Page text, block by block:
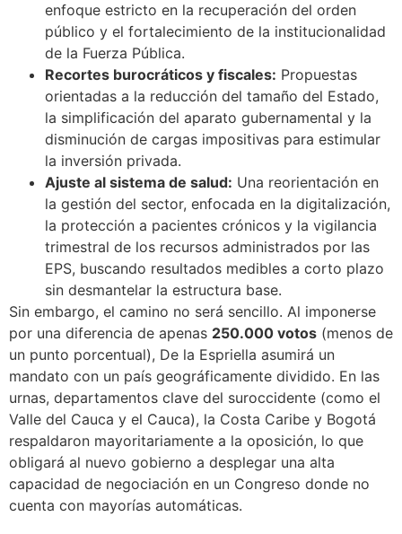
enfoque estricto en la recuperación del orden
público y el fortalecimiento de la institucionalidad
de la Fuerza Pública.
Recortes burocráticos y fiscales: Propuestas
orientadas a la reducción del tamaño del Estado,
la simplificación del aparato gubernamental y la
disminución de cargas impositivas para estimular
la inversión privada.
Ajuste al sistema de salud: Una reorientación en
la gestión del sector, enfocada en la digitalización,
la protección a pacientes crónicos y la vigilancia
trimestral de los recursos administrados por las
EPS, buscando resultados medibles a corto plazo
sin desmantelar la estructura base.
Sin embargo, el camino no será sencillo. Al imponerse
por una diferencia de apenas 250.000 votos (menos de
un punto porcentual), De la Espriella asumirá un
mandato con un país geográficamente dividido. En las
urnas, departamentos clave del suroccidente (como el
Valle del Cauca y el Cauca), la Costa Caribe y Bogotá
respaldaron mayoritariamente a la oposición, lo que
obligará al nuevo gobierno a desplegar una alta
capacidad de negociación en un Congreso donde no
cuenta con mayorías automáticas.